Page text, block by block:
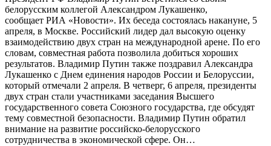
белорусским коллегой Александром Лукашенко,
сообщает РИА «Новости». Их беседа состоялась накануне, 5
апреля, в Москве. Российский лидер дал высокую оценку
взаимодействию двух стран на международной арене. По его
словам, совместная работа позволила добиться хороших
результатов. Владимир Путин также поздравил Александра
Лукашенко с Днем единения народов России и Белоруссии,
который отмечали 2 апреля. В четверг, 6 апреля, президенты
двух стран стали участниками заседания Высшего
государственного совета Союзного государства, где обсудят
тему совместной безопасности. Владимир Путин обратил
внимание на развитие российско-белорусского
сотрудничества в экономической сфере. Он…